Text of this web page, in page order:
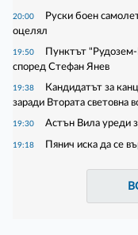
20:00
Руски боен
оцелял
19:50
Пунктът "Рудозем-
според Стефан Янев
19:38
Кандидатът за
заради Втората световна
19:30 Астън Вила уреди
19:18 Пянич иска да се